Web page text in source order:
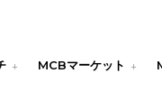
MCBマーケット